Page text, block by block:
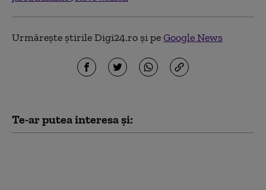
Urmărește știrile Digi24.ro și peGoogle News
Te-ar putea interesa și: